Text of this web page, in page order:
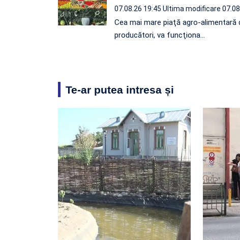
07.08.26 19:45 Ultima modificare
Cea mai mare piaţă agro-alimentară
producători, va funcţiona…
Te-ar putea intresa și